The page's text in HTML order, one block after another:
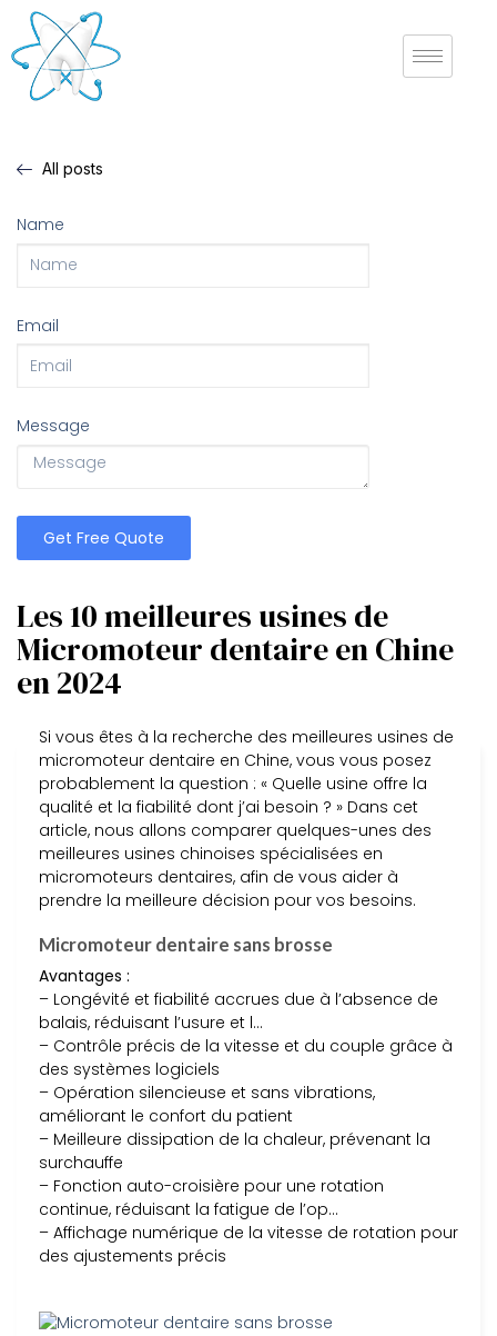
All posts
Name
Email
Message
Get Free Quote
Les 10 meilleures usines de
Micromoteur dentaire en Chine
en 2024
Si vous êtes à la recherche des meilleures usines de
micromoteur dentaire en Chine, vous vous posez
probablement la question : « Quelle usine offre la
qualité et la fiabilité dont j’ai besoin ? » Dans cet
article, nous allons comparer quelques-unes des
meilleures usines chinoises spécialisées en
micromoteurs dentaires, afin de vous aider à
prendre la meilleure décision pour vos besoins.
Micromoteur dentaire sans brosse
Avantages :
– Longévité et fiabilité accrues due à l’absence de
balais, réduisant l’usure et l…
– Contrôle précis de la vitesse et du couple grâce à
des systèmes logiciels
– Opération silencieuse et sans vibrations,
améliorant le confort du patient
– Meilleure dissipation de la chaleur, prévenant la
surchauffe
– Fonction auto-croisière pour une rotation
continue, réduisant la fatigue de l’op…
– Affichage numérique de la vitesse de rotation pour
des ajustements précis